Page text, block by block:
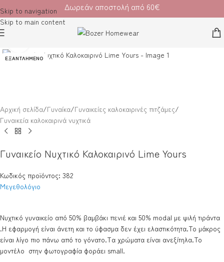
Skip to navigation
Skip to main content
Δωρεάν αποστολή από 60€
ΕΞΑΝΤΛΗΜΈΝΟ
Αρχική σελίδα/Γυναίκα/Γυναικείες καλοκαιρινές πιτζάμες/
Γυναικεία καλοκαιρινά νυχτικά
Γυναικείο Νυχτικό Καλοκαιρινό Lime Yours
Κωδικός προϊόντος: 382
Μεγεθολόγιο
Νυχτικό γυναικείο από 50% βαμβάκι πενιέ και 50% modal με ψιλή τιράντα
.Η εφαρμογή είναι άνετη και το ύφασμα δεν έχει ελαστικότητα.To μάκρος
είναι λίγο πιο πάνω από το γόνατο.Tα χρώματα είναι ανεξίτηλα.Το
μοντέλο στην φωτογραφία φοράει small.